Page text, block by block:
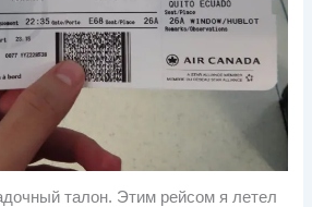
талон. Этим рейсом я летел